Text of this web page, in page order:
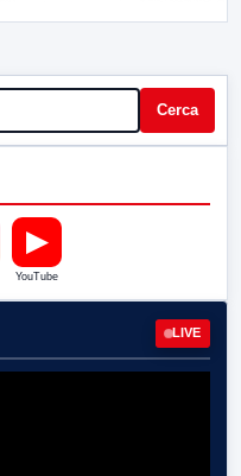
Cerca
▶
YouTube
LIVE